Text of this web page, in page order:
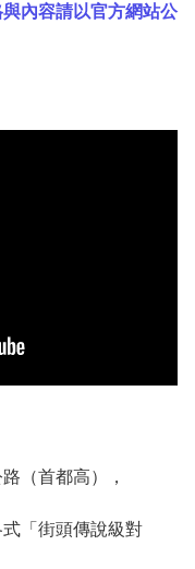
內容請以官方網站公
（首都高），
「街頭傳說級對